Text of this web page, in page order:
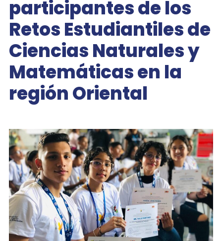
participantes de los
Retos Estudiantiles de
Ciencias Naturales y
Matemáticas en la
región Oriental